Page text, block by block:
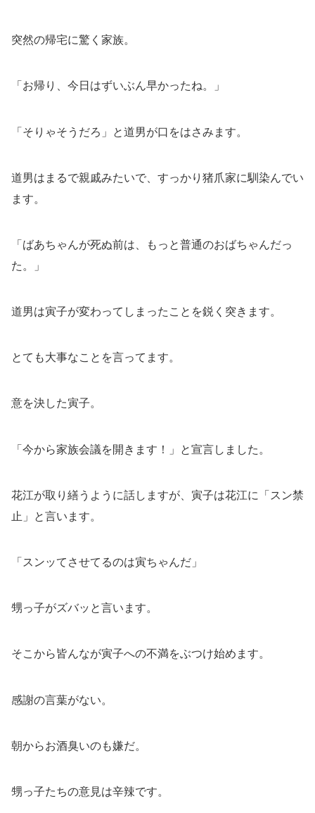
突然の帰宅に驚く家族。
「お帰り、今日はずいぶん早かったね。」
「そりゃそうだろ」と道男が口をはさみます。
道男はまるで親戚みたいで、すっかり猪爪家に馴染んでい
ます。
「ばあちゃんが死ぬ前は、もっと普通のおばちゃんだっ
た。」
道男は寅子が変わってしまったことを鋭く突きます。
とても大事なことを言ってます。
意を決した寅子。
「今から家族会議を開きます！」と宣言しました。
花江が取り繕うように話しますが、寅子は花江に「スン禁
止」と言います。
「スンッてさせてるのは寅ちゃんだ」
甥っ子がズバッと言います。
そこから皆んなが寅子への不満をぶつけ始めます。
感謝の言葉がない。
朝からお酒臭いのも嫌だ。
甥っ子たちの意見は辛辣です。